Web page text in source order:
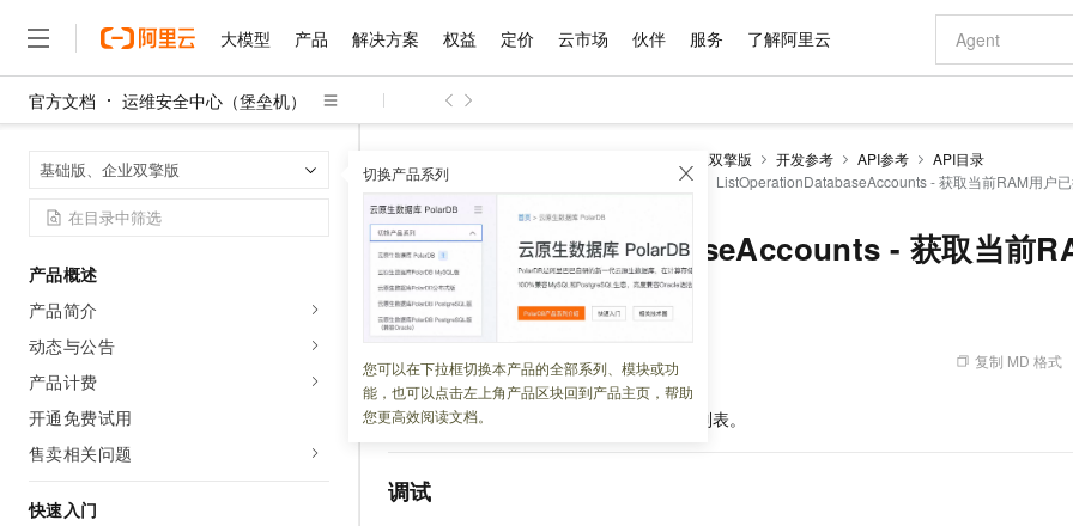
大模型 产品 解决方案 权益 定价 云市场 伙伴 服务 了解阿里云
官方文档 运维安全中心（堡垒机）
基础版、企业双擎版 切换产品系列
您可以在下拉框切换本产品的全部系列、模块或功
能，也可以点击左上角产品区块回到产品主页，帮助
您更高效阅读文档。
产品概述
产品简介
动态与公告
产品计费
开通免费试用
售卖相关问题
快速入门
基础版、企业双擎版 开发参考 API参考
API目录
运维令牌（仅支持V3.2.40及以上版本使用）
ListOperationDatabaseAccounts - 获取当前RAM用户
ListOperationDatabaseAccounts - 获取当前
的数据库账户列表
更新时间：2026-06-08 10:09:51 复制 MD 格式
获取当前 RAM 用户已授权的数据库账户列表。
调试
大模型
千问官方 MaaS 平台，为开发者和 Agent 而生，新用户赠送 1 亿 + tokens 额度 为企业打
大模型
文本生成
Qwen3.8-Max HOT
智能体时代全能旗舰模型 Kimi 最新旗舰模型，长程编程与推理利器
产品
精选产品
人工智能与机器学习
容器
存储
网络与CDN
精选产品
大模型服务平台百炼
大模型服务与应用平台
千问大模型
多元化、高性能、安全可靠的大模型服务
无影云电脑
随时随地安全接入的云上超级电脑
云解析DNS
云原生大数据计算服务 MaxCompute
面向分析的企业级SaaS模式云数据仓库
域名与网站
对象存储 OSS
一站式AI开发、训练和推理服务
Qoder CN
云服务器
云数据库
面向真实软件
云原生的云
解决方案
精选解决方案
AI
大数据
现代化应用
安全
精选解决方案
睿译宝，AI翻译排版一步到位
上传文档即自动完成翻译和格式还原
GLM-5.2：长任务时代开源旗舰模型
真正可用的 1M 上下文,一次完成代码全链路开发
Hermes Agent，打造自进化智能体
自主进化，持久记忆，越用越聪明
快速拥有专属 OpenClaw
Qwen Audio：打造专属 AI 语音助手 NEW
即刻拥有 DeepSeek-V4-Pro
轻松解锁专属 DeepSeek-V4-Pro
Claude Code + GStack 打造工程团队
安装技能 GStack，拥有专属 AI 工程团队
一句话生成原
一键部署幻
权益 普惠上云
普惠上云 官方力荐
云服务器38元/年起，超值低价云产品抢先购
官方推荐返现计划
推荐新用户得奖励，单订单最高返9万
云工开物
高校专属算力普惠，学生认证享300元代金券
免费试用
解决方案免费试用 新老同享
最高领取价值200元试用点，立即开启云上创新
AI 特惠
智启 AI 普惠权益
阿里云 OPC 创新助力计划
至高百万元 Token 补贴，加速一人公司成长
Qwen3.8-Max 首发尝鲜，限时加量 10 倍，夜间低至2折
千问办公，限时限量积分加倍
你的AI工作搭子，覆盖日常办公高频场景
AI 场景体
AI Coding
AI 电商营销
图文、视频一
AI助力短剧漫
定价 产品定价
了解云产品的定价详情
云上成本管理
管理和优化成本
价格计算器
自助选配和估算价格
价格优势
推动算力普惠，释放技术红利
配置报价
云市场 精选商城
网站建设
多端小程序
Salesforce 国际版订阅
友盟天域
观测云
Tuya 物联网平台阿里云版
电子合同
数据与 API
数据集
身份实名认证
短信
OCR 文字识别
发票查验
基础软件
Windows
宝塔 Linux
CentOS
JAVA
伙伴 成为销售伙伴
分销伙伴
咨询伙伴
销售伙伴合作计划
Salesforce On Alibaba Cloud
Consulting Partner 合作计划
AI 大模型销售与服务生态合作计划
成为产品伙伴
产品生态集成认证中心
产品生态伙伴工作台
产品伙伴
阿里云MaaS
云存储合作计
云网络合作
服务 售前咨询
在线服务
售后服务
自助服务
工单服务
短信专区
企业增值服务
企业支持计划
企业增值服务台
服务实践
创新中心
阿里云认证
大模型认证
全部认证
训练营
了解阿里云 为什么选择阿里云
什么是云计算
技术领先
稳定可靠
安全合规
分析师报告
研究报告与白皮书
最佳实践
云上春晚
云栖战略参考
云上的中国
金融模力时刻
市场活动
2026 阿里云
云栖大会
魔搭